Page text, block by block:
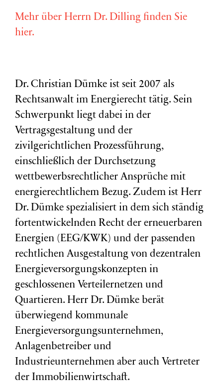
Mehr über Herrn Dr. Dilling finden Sie
hier.
Dr. Christian Dümke ist seit 2007 als
Rechtsanwalt im Energierecht tätig. Sein
Schwerpunkt liegt dabei in der
Vertragsgestaltung und der
zivilgerichtlichen Prozessführung,
einschließlich der Durchsetzung
wettbewerbsrechtlicher Ansprüche mit
energierechtlichem Bezug. Zudem ist Herr
Dr. Dümke spezialisiert in dem sich ständig
fortentwickelnden Recht der erneuerbaren
Energien (EEG/KWK) und der passenden
rechtlichen Ausgestaltung von dezentralen
Energieversorgungskonzepten in
geschlossenen Verteilernetzen und
Quartieren. Herr Dr. Dümke berät
überwiegend kommunale
Energieversorgungsunternehmen,
Anlagenbetreiber und
Industrieunternehmen aber auch Vertreter
der Immobilienwirtschaft.